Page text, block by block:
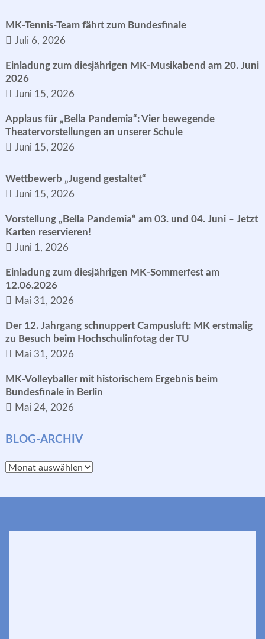
MK-Tennis-Team fährt zum Bundesfinale
Juli 6, 2026
Einladung zum diesjährigen MK-Musikabend am 20. Juni
2026
Juni 15, 2026
Applaus für „Bella Pandemia“: Vier bewegende
Theatervorstellungen an unserer Schule
Juni 15, 2026
Wettbewerb „Jugend gestaltet“
Juni 15, 2026
Vorstellung „Bella Pandemia“ am 03. und 04. Juni – Jetzt
Karten reservieren!
Juni 1, 2026
Einladung zum diesjährigen MK-Sommerfest am
12.06.2026
Mai 31, 2026
Der 12. Jahrgang schnuppert Campusluft: MK erstmalig
zu Besuch beim Hochschulinfotag der TU
Mai 31, 2026
MK-Volleyballer mit historischem Ergebnis beim
Bundesfinale in Berlin
Mai 24, 2026
BLOG-ARCHIV
Blog-